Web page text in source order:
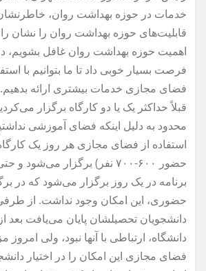
خدمات در حوزه بهداشت روان،
قابلیت‌های حوزه بهداشت روان را نشان را
اهمیت حوزه بهداشت روان غافل
فرصت بسیار خوبی داد تا ما بتوانیم با
فضای مجازی خدمات بیشتری ارائه
قبلاً حداکثر یک یا دو کارگاه برگزار
محدود به دلیل اینکه فضای آموزشی
استفاده از فضای مجازی هر روز یک
حضور ۶۰۰-۷۰۰ نفر) برگزار
برنامه در یک روز برگزار می‌شود که در
حضوری، این امکان وجود نداشت. از
دانشجویان تحصیلشان پایان می‌یافت بعد
دانشگاه، ارتباطی با آنها نبود، ولی امروز
فضای مجازی این امکان را در اختیار